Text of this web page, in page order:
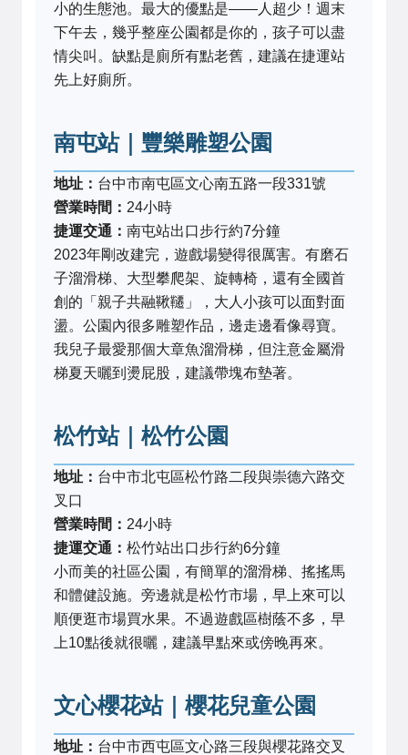
小的生態池。最大的優點是——人超少！週末
下午去，幾乎整座公園都是你的，孩子可以盡
情尖叫。缺點是廁所有點老舊，建議在捷運站
先上好廁所。
南屯站｜豐樂雕塑公園
地址： 台中市南屯區文心南五路一段331號
營業時間： 24小時
捷運交通： 南屯站出口步行約7分鐘
2023年剛改建完，遊戲場變得很厲害。有磨石
子溜滑梯、大型攀爬架、旋轉椅，還有全國首
創的「親子共融鞦韆」，大人小孩可以面對面
盪。公園內很多雕塑作品，邊走邊看像尋寶。
我兒子最愛那個大章魚溜滑梯，但注意金屬滑
梯夏天曬到燙屁股，建議帶塊布墊著。
松竹站｜松竹公園
地址： 台中市北屯區松竹路二段與崇德六路交
叉口
營業時間： 24小時
捷運交通： 松竹站出口步行約6分鐘
小而美的社區公園，有簡單的溜滑梯、搖搖馬
和體健設施。旁邊就是松竹市場，早上來可以
順便逛市場買水果。不過遊戲區樹蔭不多，早
上10點後就很曬，建議早點來或傍晚再來。
文心櫻花站｜櫻花兒童公園
地址： 台中市西屯區文心路三段與櫻花路交叉